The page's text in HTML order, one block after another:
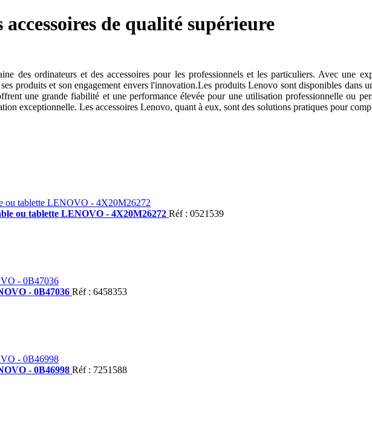
de qualité supérieure
des ordinateurs et des accessoires pour les professionnels et les particuliers. Avec une
produits et son engagement envers l'innovation.Les produits Lenovo sont disponibles dans
une grande fiabilité et une performance élevée pour une utilisation professionnelle ou
exceptionnelle. Les accessoires Lenovo, quant à eux, sont des solutions pratiques pour
ou tablette LENOVO - 4X20M26272 Réf : 0521539
- 0B47036 Réf : 6458353
- 0B46998 Réf : 7251588